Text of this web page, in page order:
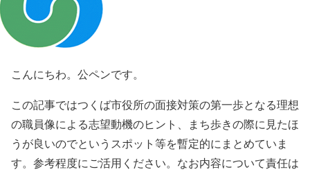
こんにちわ。公ペンです。
この記事ではつくば市役所の面接対策の第一歩となる理想
の職員像による志望動機のヒント、まち歩きの際に見たほ
うが良いのでというスポット等を暫定的にまとめていま
す。参考程度にご活用ください。なお内容について責任は